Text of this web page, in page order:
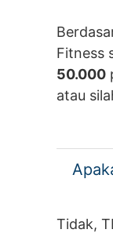
Fitness
50.000
atau
Tidak,